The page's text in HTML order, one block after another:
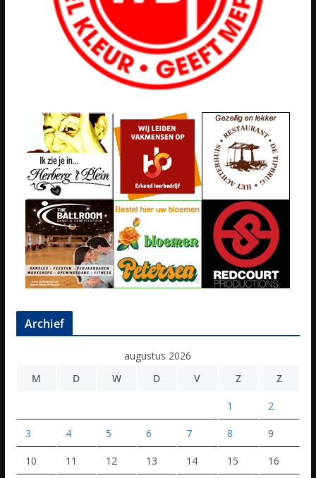
Archief
augustus 2026
M
D W D V Z Z
1 2
3 4 5 6 7 8 9
10 11 12 13 14 15 16